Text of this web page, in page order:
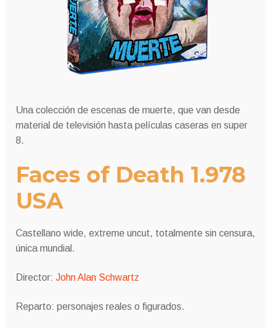
Una colección de escenas de muerte, que van desde
material de televisión hasta películas caseras en super
8.
Faces of Death 1.978
USA
Castellano wide, extreme uncut, totalmente sin censura,
única mundial.
Director: John Alan Schwartz
Reparto: personajes reales o figurados.